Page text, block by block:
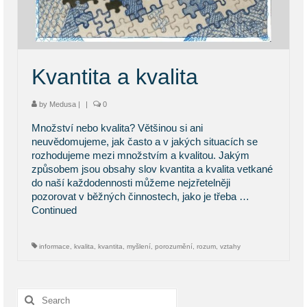
KONTAKT
BLOG
Kvantita a kvalita
by Medusa | | 0
Množství nebo kvalita? Většinou si ani
neuvědomujeme, jak často a v jakých situacích se
rozhodujeme mezi množstvím a kvalitou. Jakým
způsobem jsou obsahy slov kvantita a kvalita vetkané
do naší každodennosti můžeme nejzřetelněji
pozorovat v běžných činnostech, jako je třeba …
Continued
informace kvalita kvantita myšlení porozumění rozum vztahy
Search